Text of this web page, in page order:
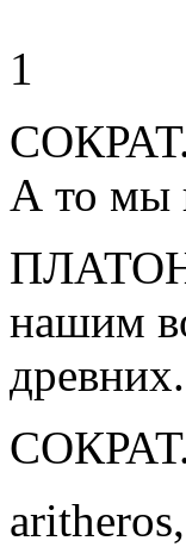
1
А то мы
ПЛАТОН.
нашим
древних.